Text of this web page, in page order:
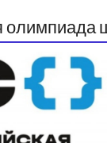
олимпиада